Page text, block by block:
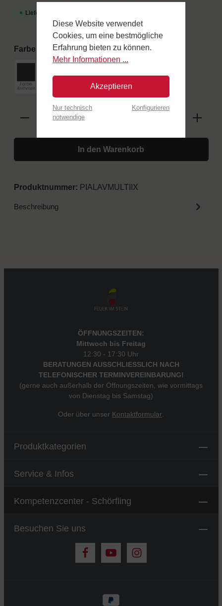
Lieferzeit 3-4 Wochen
Farbeauswählen
Farbe Anthrazit Holzeinlagen
In den Warenkorb
Produktnummer: PIALAVMULTIIX
Beschreibung
Besuchen Sie uns
Kompetenzcenter - Schörfling
ÖFFNUNGSZEITEN:
Mittwoch bis Freitag
12:30 - 17:30 Uhr
BERATUNGEN AUSSCHLIESSLICH NACH
TELEFONISCHER TERMINVEREINBARUNG!
(gerne auch außerhalb der Öffnungszeiten, wie vormittags
von Dienstag bis Samstag)
Oder über unser Kontaktformular
Produktkategorien
Service & Infos
Diese Website verwendet
Cookies, um eine bestmögliche
Erfahrung bieten zu können.
Mehr Informationen ...
Akzeptieren
Nur technisch
notwendige
Konfigurieren